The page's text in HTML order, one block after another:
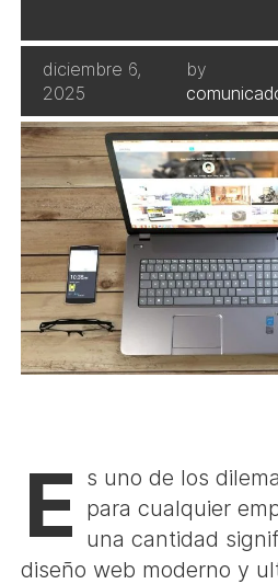
diciembre 6,
2025
by
E s uno de los
para cualquier
una cantidad
diseño web moderno y